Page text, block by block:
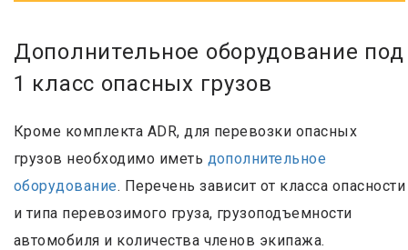
Дополнительное оборудование под
1 класс опасных грузов
Кроме комплекта ADR, для перевозки опасных
грузов необходимо иметь дополнительное
оборудование. Перечень зависит от класса опасности
и типа перевозимого груза, грузоподъемности
автомобиля и количества членов экипажа.